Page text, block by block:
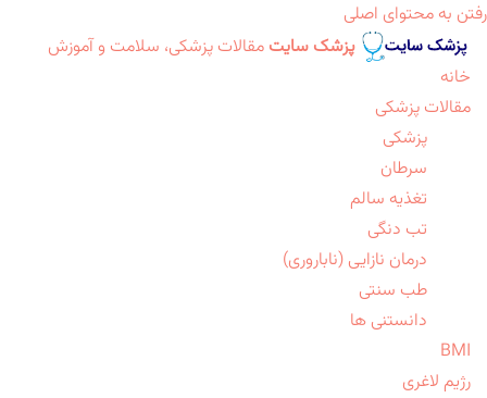
رفتن به محتوای اصلی
پزشک سایت مقالات پزشکی، سلامت و آموزش
خانه
مقالات پزشکی
پزشکی
سرطان
تغذیه سالم
تب دنگی
درمان نازایی (ناباروری)
طب سنتی
دانستنی ها
BMI
رژیم لاغری